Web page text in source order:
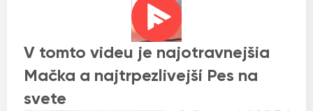
V tomto videu je najotravnejšia
Mačka a najtrpezlivejší Pes na
svete